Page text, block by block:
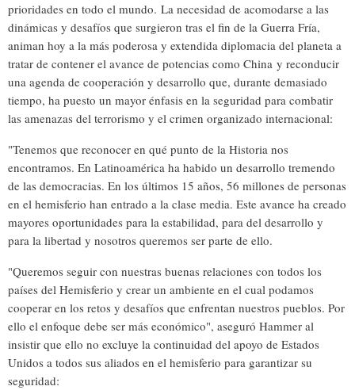
prioridades en todo el mundo. La necesidad de acomodarse a las
dinámicas y desafíos que surgieron tras el fin de la Guerra Fría,
animan hoy a la más poderosa y extendida diplomacia del planeta a
tratar de contener el avance de potencias como China y reconducir
una agenda de cooperación y desarrollo que, durante demasiado
tiempo, ha puesto un mayor énfasis en la seguridad para combatir
las amenazas del terrorismo y el crimen organizado internacional:
"Tenemos que reconocer en qué punto de la Historia nos
encontramos. En Latinoamérica ha habido un desarrollo tremendo
de las democracias. En los últimos 15 años, 56 millones de personas
en el hemisferio han entrado a la clase media. Este avance ha creado
mayores oportunidades para la estabilidad, para del desarrollo y
para la libertad y nosotros queremos ser parte de ello.
"Queremos seguir con nuestras buenas relaciones con todos los
países del Hemisferio y crear un ambiente en el cual podamos
cooperar en los retos y desafíos que enfrentan nuestros pueblos. Por
ello el enfoque debe ser más económico", aseguró Hammer al
insistir que ello no excluye la continuidad del apoyo de Estados
Unidos a todos sus aliados en el hemisferio para garantizar su
seguridad: